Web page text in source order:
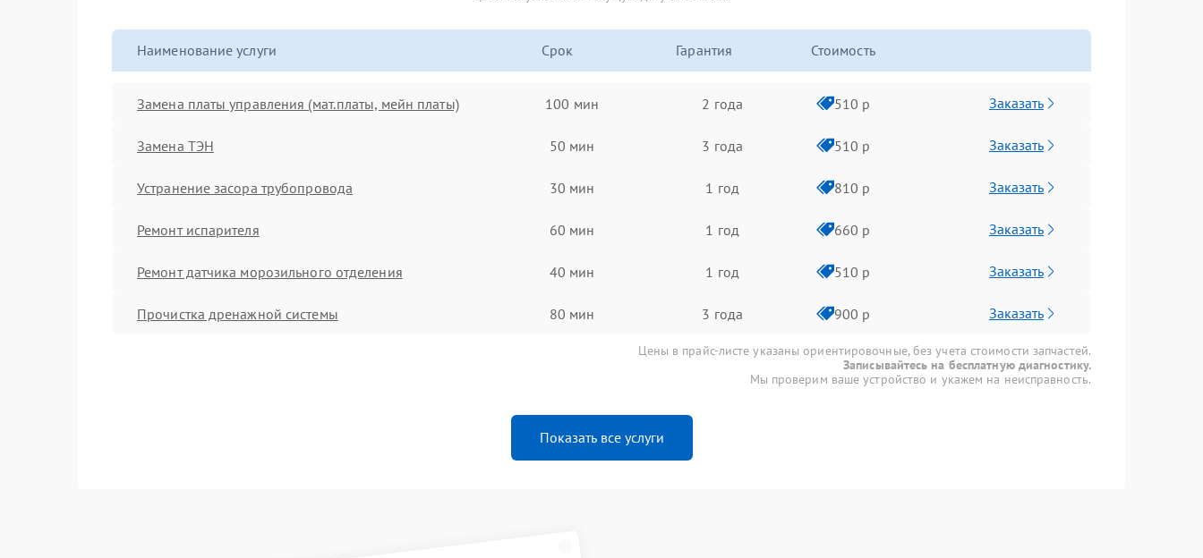
Наименование услуги Срок Гарантия Стоимость
Замена платы управления (мат.платы, мейн платы) 100 мин 2 года 510 р Заказать
Замена ТЭН 50 мин 3 года 510 р Заказать
Устранение засора трубопровода 30 мин 1 год 810 р Заказать
Ремонт испарителя 60 мин 1 год 660 р Заказать
Ремонт датчика морозильного отделения 40 мин 1 год 510 р Заказать
Прочистка дренажной системы 80 мин 3 года 900 р Заказать
Цены в прайс-листе указаны ориентировочные, без учета стоимости запчастей.
Записывайтесь на бесплатную диагностику.
Мы проверим ваше устройство и укажем на неисправность.
Показать все услуги